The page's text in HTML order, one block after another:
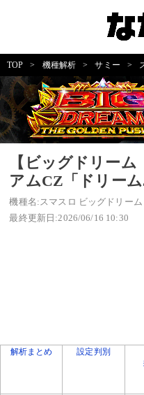
TOP > 機種解析 > サミー >
【ビッグドリー
アムCZ「ドリーム
機種名:スマスロ ビッグドリーム
最終更新日:2026/06/16 10:30
解析まとめ 設定判別